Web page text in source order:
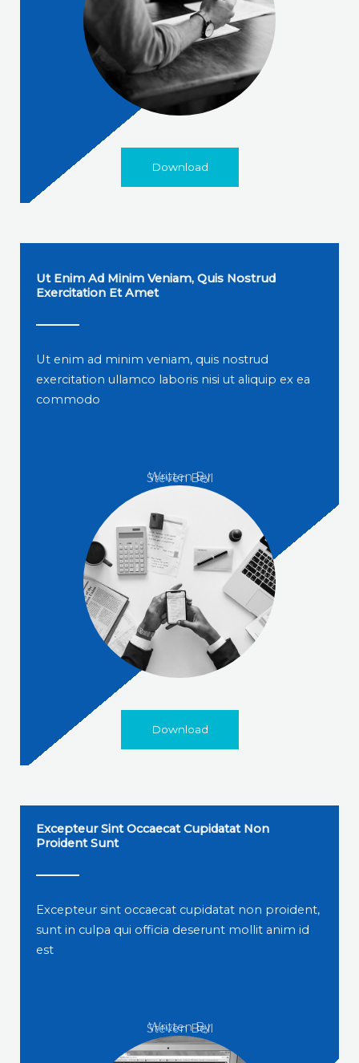
Download
Ut Enim Ad Minim Veniam, Quis Nostrud
Exercitation Et Amet
Ut enim ad minim veniam, quis nostrud
exercitation ullamco laboris nisi ut aliquip ex ea
commodo
Written By
Steven Bell
Download
Excepteur Sint Occaecat Cupidatat Non
Proident Sunt
Excepteur sint occaecat cupidatat non proident,
sunt in culpa qui officia deserunt mollit anim id
est
Written By
Steven Bell